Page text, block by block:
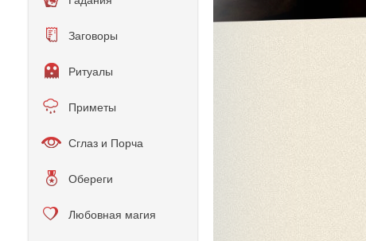
Заговоры
Ритуалы
Приметы
Сглаз и Порча
Обереги
Любовная магия